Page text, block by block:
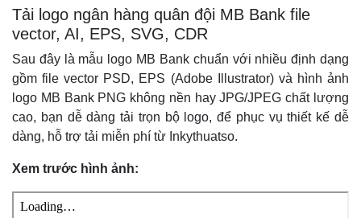
Tải logo ngân hàng quân đội MB Bank file
vector, AI, EPS, SVG, CDR
Sau đây là mẫu logo MB Bank chuẩn với nhiều định dạng
gồm file vector PSD, EPS (Adobe Illustrator) và hình ảnh
logo MB Bank PNG không nền hay JPG/JPEG chất lượng
cao, bạn dễ dàng tải trọn bộ logo, để phục vụ thiết kế dễ
dàng, hỗ trợ tải miễn phí từ Inkythuatso.
Xem trước hình ảnh: